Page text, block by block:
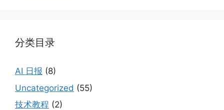
分类目录
AI 日报 (8)
Uncategorized (55)
技术教程 (2)